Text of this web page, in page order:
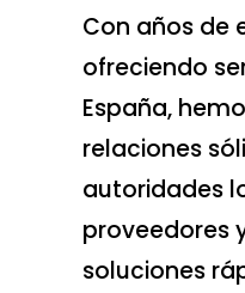
Con años de
ofreciendo
España,
relaciones
autoridades
proveedores
soluciones